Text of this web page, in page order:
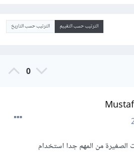
الترتيب حسب التقييم الترتيب حسب التاريخ
0
من المهم جدا استخدام